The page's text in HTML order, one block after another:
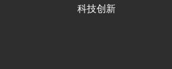
科技创新